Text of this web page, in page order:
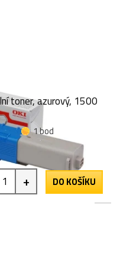
toner, azurový, 1500
1 bod
+ DO KOŠÍKU